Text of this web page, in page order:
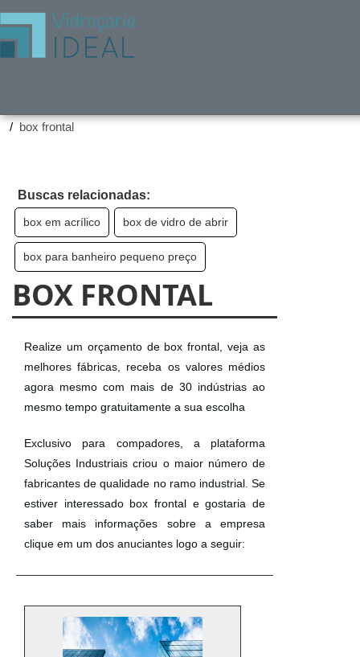
box frontal
Buscas relacionadas:
box em acrílico box de vidro de abrir
box para banheiro pequeno preço
BOX FRONTAL
Realize um orçamento de box frontal, veja as
melhores fábricas, receba os valores médios
agora mesmo com mais de 30 indústrias ao
mesmo tempo gratuitamente a sua escolha
Exclusivo para compadores, a plataforma
Soluções Industriais criou o maior número de
fabricantes de qualidade no ramo industrial. Se
estiver interessado box frontal e gostaria de
saber mais informações sobre a empresa
clique em um dos anuciantes logo a seguir: